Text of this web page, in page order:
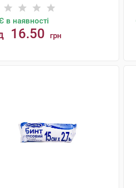
в наявності
16.50 грн